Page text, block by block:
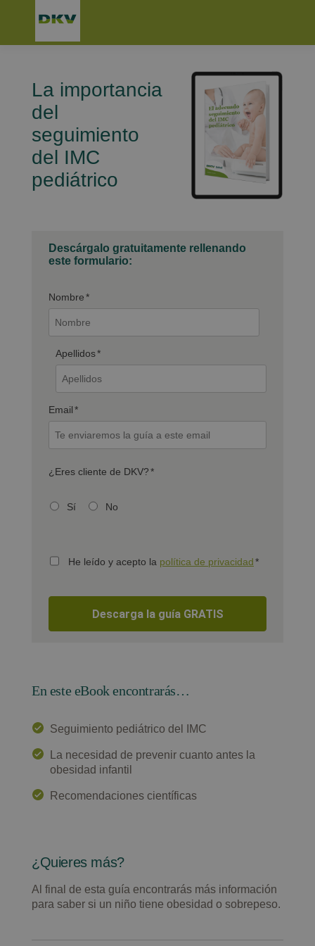
La importancia
del
seguimiento
del IMC
pediátrico
En este eBook encontrarás…
Seguimiento pediátrico del IMC
La necesidad de prevenir cuanto antes la
obesidad infantil
Recomendaciones científicas
¿Quieres más?
Al final de esta guía encontrarás más información
para saber si un niño tiene obesidad o sobrepeso.
Descárgalo gratuitamente rellenando
este formulario:
Nombre*
Apellidos*
Email*
¿Eres cliente de DKV?*
Sí No
He leído y acepto la política de privacidad*